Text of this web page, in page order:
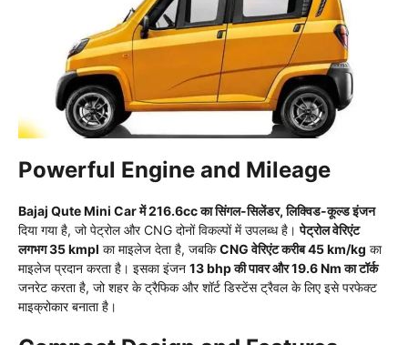
Powerful Engine and Mileage
Bajaj Qute Mini Car में 216.6cc का सिंगल-सिलेंडर, लिक्विड-कूल्ड इंजन
दिया गया है, जो पेट्रोल और CNG दोनों विकल्पों में उपलब्ध है।पेट्रोल वेरिएंट
लगभग 35 kmpl का माइलेज देता है, जबकिCNG वेरिएंट करीब 45 km/kg का
माइलेज प्रदान करता है। इसका इंजन 13 bhp की पावर और 19.6 Nm का टॉर्क
जनरेट करता है, जो शहर के ट्रैफिक और शॉर्ट डिस्टेंस ट्रैवल के लिए इसे परफेक्ट
माइक्रोकार बनाता है।